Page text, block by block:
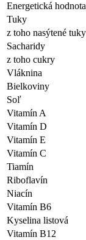
Energetická hodnota
Tuky
z toho nasýtené tuky
Sacharidy
z toho cukry
Vláknina
Bielkoviny
Soľ
Vitamín A
Vitamín D
Vitamín E
Vitamín C
Tiamín
Riboflavín
Niacín
Vitamín B6
Kyselina listová
Vitamín B12